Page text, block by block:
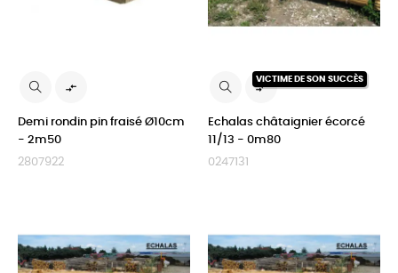

Demi rondin pin fraisé Ø10cm
- 2m50
2807922
VICTIME DE SON SUCCÈS

Echalas châtaignier écorcé
11/13 - 0m80
0247131